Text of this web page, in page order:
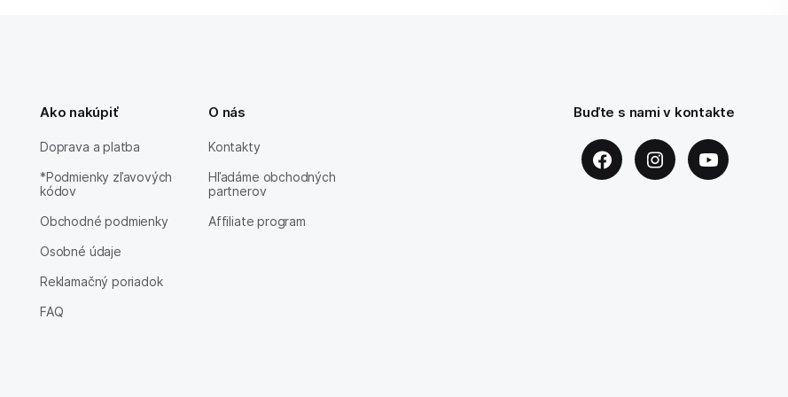
Buďte s nami v kontakte
Ako nakúpiť
Doprava a platba
*Podmienky zľavových
kódov
Obchodné podmienky
Osobné údaje
Reklamačný poriadok
FAQ
O nás
Kontakty
Hľadáme obchodných
partnerov
Affiliate program